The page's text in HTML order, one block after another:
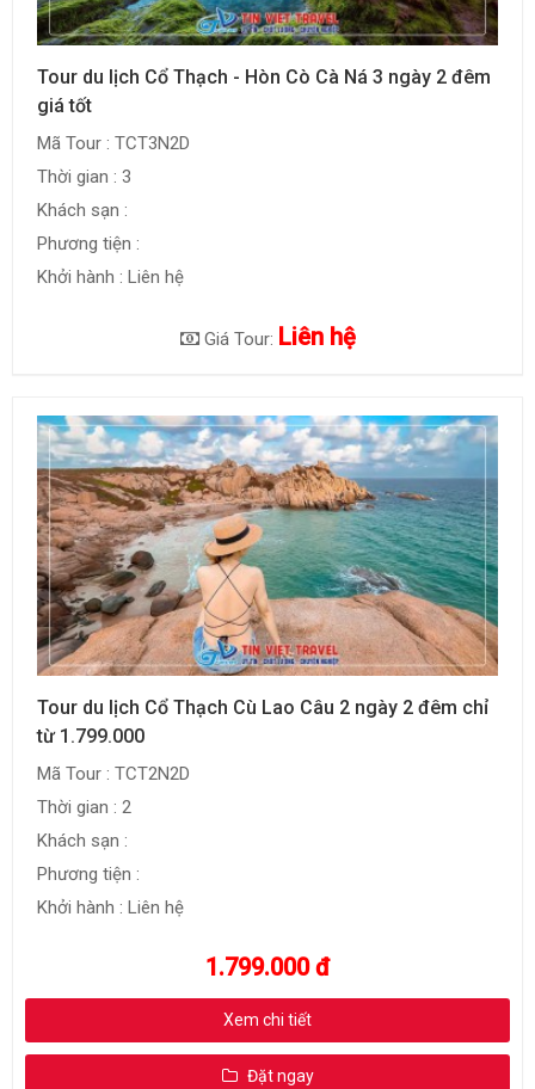
Tour du lịch Cổ Thạch - Hòn Cò Cà Ná 3 ngày 2 đêm
giá tốt
Mã Tour : TCT3N2D
Thời gian : 3
Khách sạn :
Phương tiện :
Khởi hành : Liên hệ
Giá Tour: Liên hệ
Tour du lịch Cổ Thạch Cù Lao Câu 2 ngày 2 đêm chỉ
từ 1.799.000
Mã Tour : TCT2N2D
Thời gian : 2
Khách sạn :
Phương tiện :
Khởi hành : Liên hệ
1.799.000 đ
Xem chi tiết
Đặt ngay